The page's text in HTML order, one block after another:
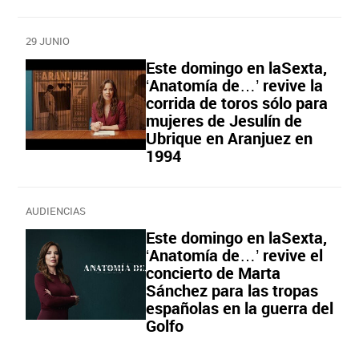
29 JUNIO
Este domingo en laSexta,
‘Anatomía de…’ revive la
corrida de toros sólo para
mujeres de Jesulín de
Ubrique en Aranjuez en
1994
AUDIENCIAS
Este domingo en laSexta,
‘Anatomía de…’ revive el
concierto de Marta
Sánchez para las tropas
españolas en la guerra del
Golfo